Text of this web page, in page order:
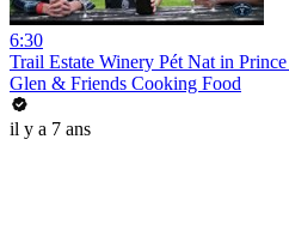
6:30
Trail Estate Winery Pét Nat in
Glen & Friends Cooking Food
il y a 7 ans